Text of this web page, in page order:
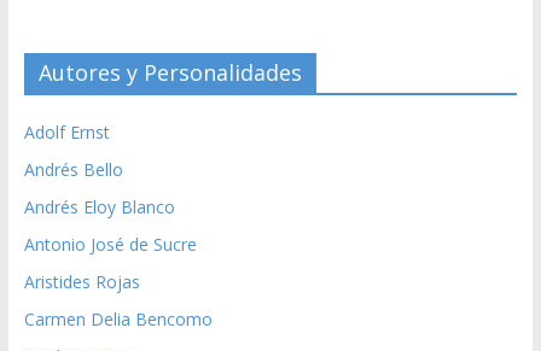
Autores y Personalidades
Adolf Ernst
Andrés Bello
Andrés Eloy Blanco
Antonio José de Sucre
Aristides Rojas
Carmen Delia Bencomo